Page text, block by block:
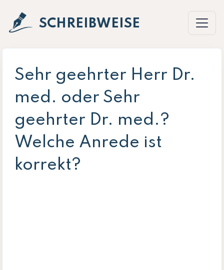
SCHREIBWEISE
Sehr geehrter Herr Dr.
med. oder Sehr
geehrter Dr. med.?
Welche Anrede ist
korrekt?